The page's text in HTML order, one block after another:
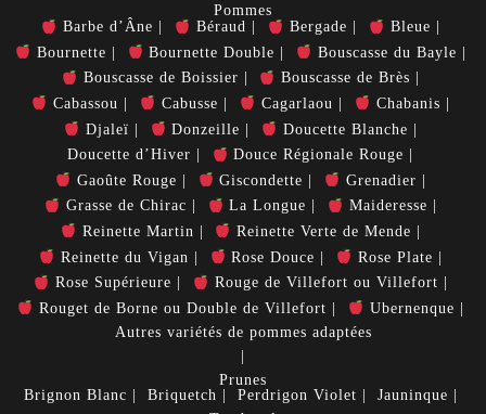
Pommes
Barbe d’Âne
Béraud Bergade
Bleue
Bournette
Bournette Double
Bouscasse du Bayle
Bouscasse de Boissier
Bouscasse de Brès
Cabassou
Cabusse Cagarlaou
Chabanis
Djaleï
Donzeille
Doucette Blanche
Doucette d’Hiver
Douce Régionale Rouge
Gaoûte Rouge
Giscondette
Grenadier
Grasse de Chirac
La Longue
Maideresse
Reinette Martin
Reinette Verte de Mende
Reinette du Vigan
Rose Douce
Rose Plate
Rose Supérieure
Rouge de Villefort ou Villefort
Rouget de Borne ou Double de Villefort
Ubernenque
Autres variétés de pommes adaptées
Prunes
Brignon Blanc
Briquetch Perdrigon Violet
Jauninque